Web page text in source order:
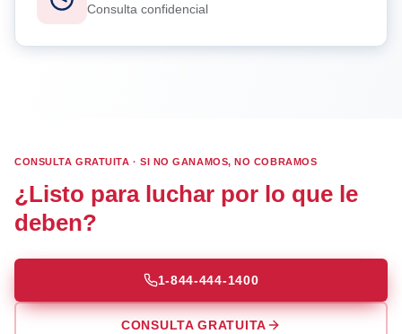
Consulta confidencial
CONSULTA GRATUITA · SI NO GANAMOS, NO COBRAMOS
¿Listo para luchar por lo que le
deben?
1-844-444-1400
CONSULTA GRATUITA